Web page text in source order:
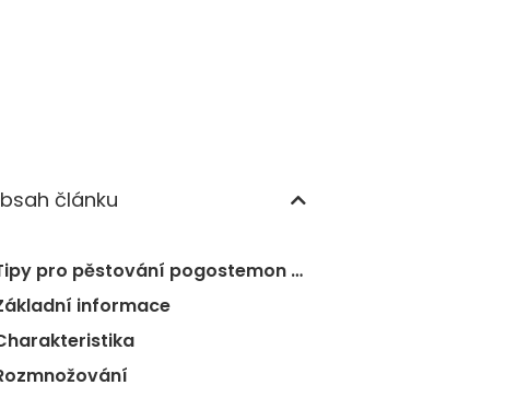
článku
Tipy pro pěstování pogostemon helferi
informace